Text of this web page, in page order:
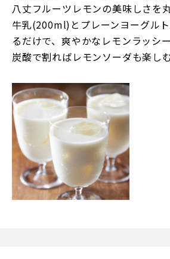
八丈フルーツレモンの美味しさを
牛乳(200ml)とプレーンヨーグル
るだけで、爽やかなレモンラッシ
炭酸で割ればレモンソーダも楽し